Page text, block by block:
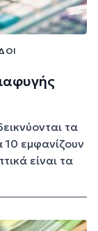
τα
εμφανίζουν
είναι τα